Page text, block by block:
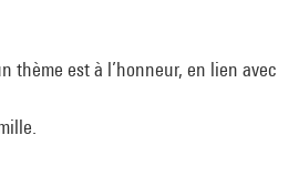
thème est à l’honneur, en lien avec